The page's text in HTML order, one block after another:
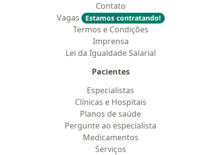
Contato
Vagas
Estamos contratando!
Termos e Condições
Imprensa
Lei da Igualdade Salarial
Pacientes
Especialistas
Clínicas e Hospitais
Planos de saúde
Pergunte ao especialista
Medicamentos
Serviços